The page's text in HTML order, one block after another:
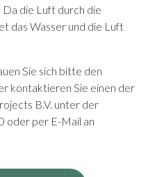
die Luft durch die
das Wasser und die Luft
Sie sich bitte den
kontaktieren Sie einen der
B.V. unter der
oder per E-Mail an